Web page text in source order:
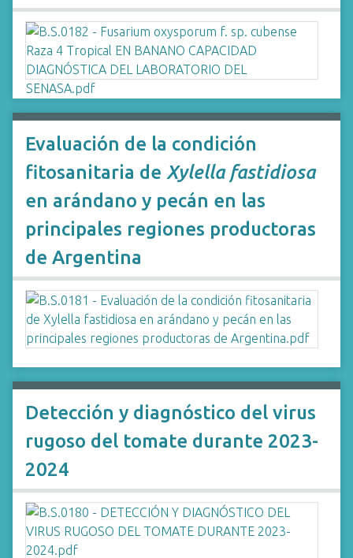
Evaluación de la condición
fitosanitaria de Xylella fastidiosa
en arándano y pecán en las
principales regiones productoras
de Argentina
Detección y diagnóstico del virus
rugoso del tomate durante 2023-
2024